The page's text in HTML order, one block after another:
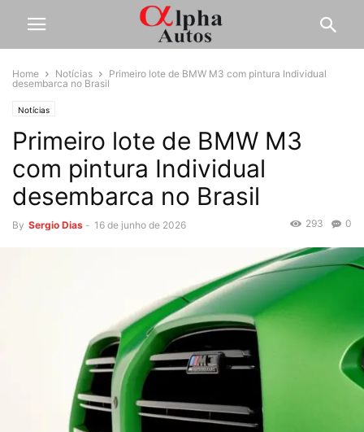
Home Notícias
Primeiro lote de BMW M3 com pintura Individual
desembarca no Brasil
Notícias
Primeiro lote de BMW M3
com pintura Individual
desembarca no Brasil
By Sergio Dias - 16 de junho de 2026 0
293